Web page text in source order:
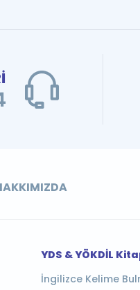
YDS & YÖKDİL
İngilizce Kelime